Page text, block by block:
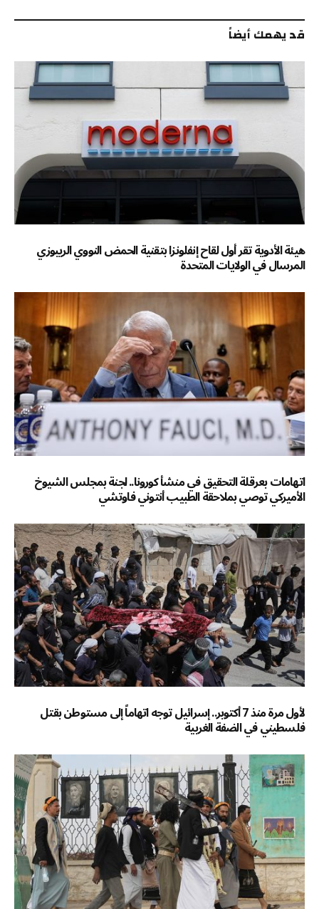
قد يهمك أيضاً
هيئة الأدوية تقر أول لقاح إنفلونزا بتقنية الحمض النووي الريبوزي
المرسال في الولايات المتحدة
اتهامات بعرقلة التحقيق في منشأ كورونا.. لجنة بمجلس الشيوخ
الأميركي توصي بملاحقة الطبيب أنتوني فاوتشي
لأول مرة منذ 7 أكتوبر.. إسرائيل توجه اتهاماً إلى مستوطن بقتل
فلسطيني في الضفة الغربية